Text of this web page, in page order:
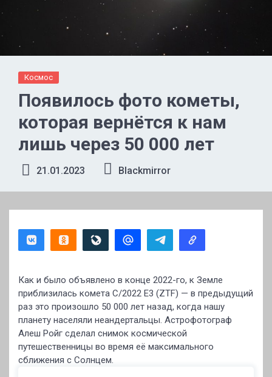
Космос
Появилось фото кометы,
которая вернётся к нам
лишь через 50 000 лет
21.01.2023 Blackmirror
Как и было объявлено в конце 2022-го, к Земле
приблизилась комета C/2022 E3 (ZTF) — в предыдущий
раз это произошло 50 000 лет назад, когда нашу
планету населяли неандертальцы. Астрофотограф
Алеш Ройг сделал снимок космической
путешественницы во время её максимального
сближения с Солнцем.